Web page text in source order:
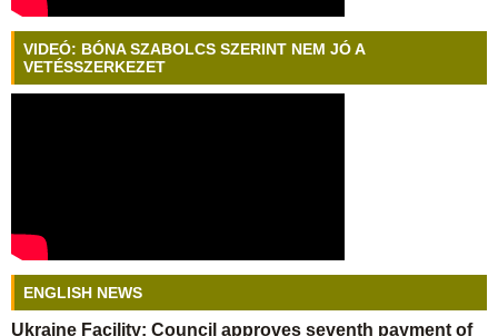
VIDEÓ: BÓNA SZABOLCS SZERINT NEM JÓ A
VETÉSSZERKEZET
ENGLISH NEWS
Ukraine Facility: Council approves seventh payment of